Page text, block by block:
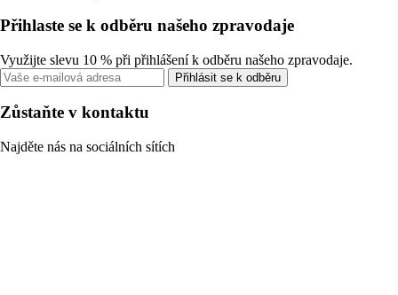
Přihlaste se k odběru našeho zpravodaje
Využijte slevu 10 % při přihlášení k odběru našeho zpravodaje.
Přihlásit se k odběru
Zůstaňte v kontaktu
Najděte nás na sociálních sítích